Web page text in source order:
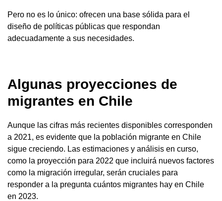
Pero no es lo único: ofrecen una base sólida para el
diseño de políticas públicas que respondan
adecuadamente a sus necesidades.
Algunas proyecciones de
migrantes en Chile
Aunque las cifras más recientes disponibles corresponden
a 2021, es evidente que la población migrante en Chile
sigue creciendo. Las estimaciones y análisis en curso,
como la proyección para 2022 que incluirá nuevos factores
como la migración irregular, serán cruciales para
responder a la pregunta cuántos migrantes hay en Chile
en 2023.